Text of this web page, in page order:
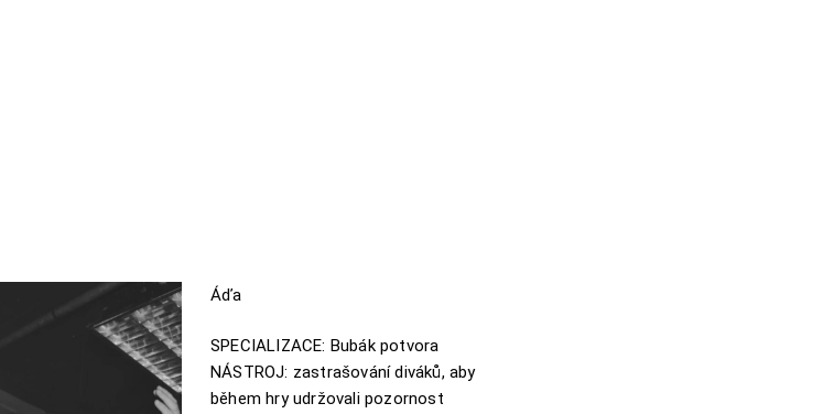
Áďa
SPECIALIZACE: Bubák potvora
NÁSTROJ: zastrašování diváků, aby
během hry udržovali pozornost